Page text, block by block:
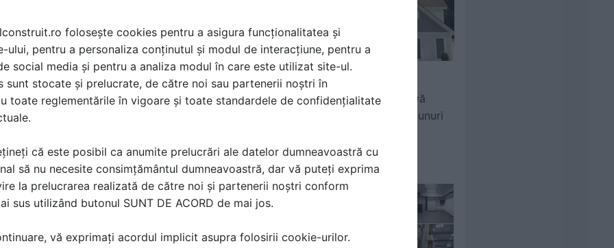
Sun Leader
Servicii de amenajari
terase rezidentiale si
Consultant Asigurari.ro
Asigurare pentru terenuri
Consultant Asigurari.ro
Asigurare facultativă
pentru locuință și bunuri
folosește cookies pentru a asigura funcționalitatea și
ului, pentru a personaliza conținutul și modul de interacțiune, pentru a
social media și pentru a analiza modul în care este utilizat site-ul.
sunt stocate și prelucrate, de către noi sau partenerii noștri în
toate reglementările în vigoare și toate standardele de confidențialitate
că este posibil ca anumite prelucrări ale datelor dumneavoastră cu
să nu necesite consimțământul dumneavoastră, dar vă puteți exprima
la prelucrarea realizată de către noi și partenerii noștri conform
sus utilizând butonul SUNT DE ACORD de mai jos.
vă exprimați acordul implicit asupra folosirii cookie-urilor.